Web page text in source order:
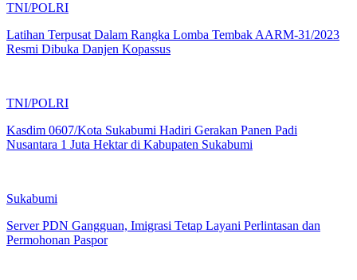
TNI/POLRI
Latihan Terpusat Dalam Rangka Lomba Tembak AARM-31/2023
Resmi Dibuka Danjen Kopassus
TNI/POLRI
Kasdim 0607/Kota Sukabumi Hadiri Gerakan Panen Padi
Nusantara 1 Juta Hektar di Kabupaten Sukabumi
Sukabumi
Server PDN Gangguan, Imigrasi Tetap Layani Perlintasan dan
Permohonan Paspor